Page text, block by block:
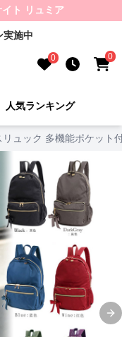
ト リュミア
実施中
0 0
人気ランキング
リュック 多機能ポケット